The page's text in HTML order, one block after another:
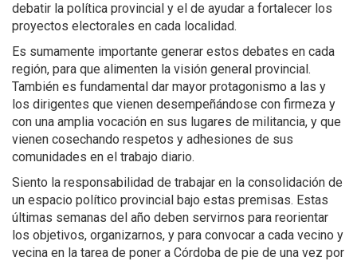
debatir la política provincial y el de ayudar a fortalecer los
proyectos electorales en cada localidad.
Es sumamente importante generar estos debates en cada
región, para que alimenten la visión general provincial.
También es fundamental dar mayor protagonismo a las y
los dirigentes que vienen desempeñándose con firmeza y
con una amplia vocación en sus lugares de militancia, y que
vienen cosechando respetos y adhesiones de sus
comunidades en el trabajo diario.
Siento la responsabilidad de trabajar en la consolidación de
un espacio político provincial bajo estas premisas. Estas
últimas semanas del año deben servirnos para reorientar
los objetivos, organizarnos, y para convocar a cada vecino y
vecina en la tarea de poner a Córdoba de pie de una vez por